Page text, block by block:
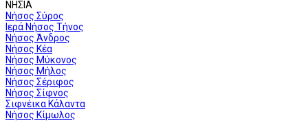
ΝΗΣΙΑ
Νήσος Σύρος
Ιερά Νήσος Τήνος
Νήσος Άνδρος
Νήσος Κέα
Νήσος Μύκονος
Νήσος Μήλος
Νήσος Σέριφος
Νήσος Σίφνος
Σιφνέικα Κάλαντα
Νήσος Κίμωλος